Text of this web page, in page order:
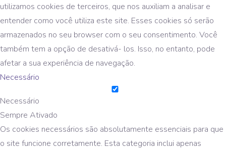
utilizamos cookies de terceiros, que nos auxiliam a analisar e
entender como você utiliza este site. Esses cookies só serão
armazenados no seu browser com o seu consentimento. Você
também tem a opção de desativá- los. Isso, no entanto, pode
afetar a sua experiência de navegação.
Necessário
Necessário
Sempre Ativado
Os cookies necessários são absolutamente essenciais para que
o site funcione corretamente. Esta categoria inclui apenas